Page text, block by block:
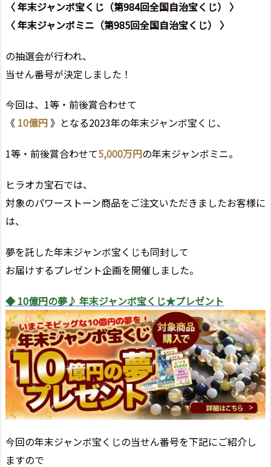
〈 年末ジャンボ宝くじ（第984回全国自治宝くじ） 〉
〈 年末ジャンボミニ（第985回全国自治宝くじ） 〉
の抽選会が行われ、
当せん番号が決定しました！
今回は、1等・前後賞合わせて
《 10億円》となる2023年の年末ジャンボ宝くじ、
1等・前後賞合わせて5,000万円の年末ジャンボミニ。
ヒラオカ宝石では、
対象のパワーストーン商品をご注文いただきましたお客様に
は、
夢を託した年末ジャンボ宝くじも同封して
お届けするプレゼント企画を開催しました。
◆ 10億円の夢♪ 年末ジャンボ宝くじ★プレゼント
今回の年末ジャンボ宝くじの当せん番号を下記にご紹介し
ますので